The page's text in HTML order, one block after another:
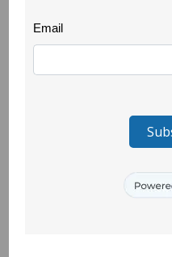
EVENTOS
profissionais que trabalham
violência doméstica e de
das ferramentas de escrita
atendimento, casas de